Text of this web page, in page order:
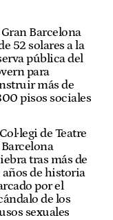
Gran Barcelona
52 solares a la
pública del
para
más de
pisos sociales
de Teatre
tras más de
años de historia
por el
de los
sexuales